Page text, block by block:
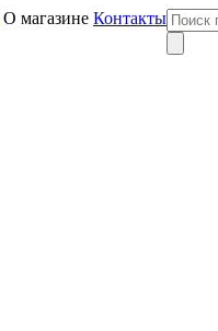
О магазине Контакты